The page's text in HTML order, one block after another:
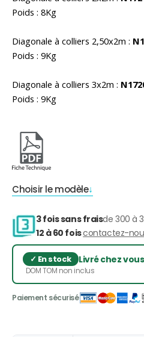
Poids : 8Kg
Diagonale à colliers 2,50x2m :
Poids : 9Kg
Diagonale à colliers 3x2m :
Poids : 9Kg
Choisir le modèle
3 fois sans fraisde 300 à
12 à 60 foiscontactez-
Livré chez
DOM TOM non inclus